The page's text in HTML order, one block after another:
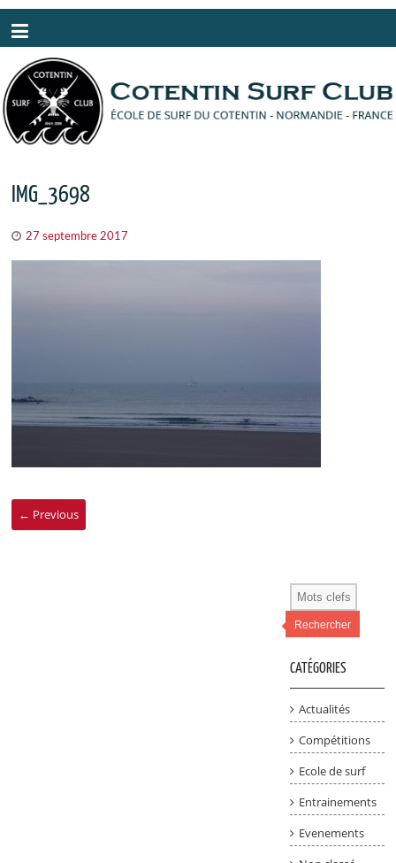
IMG_3698
27 septembre 2017
← Previous
Rechercher
CATÉGORIES
Actualités
Compétitions
Ecole de surf
Entrainements
Evenements
Panneau de gestion des cookies